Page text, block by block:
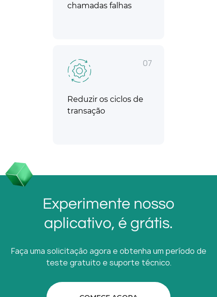
chamadas falhas
07
Reduzir os ciclos de
transação
Experimente nosso
aplicativo, é grátis.
Faça uma solicitação agora e obtenha um período de
teste gratuito e suporte técnico.